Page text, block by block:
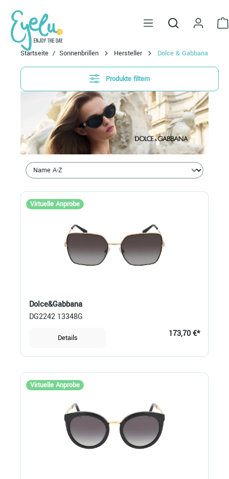
springen
Startseite Sonnenbrillen Hersteller Dolce & Gabbana
Produkte filtern
Virtuelle Anprobe
Dolce&Gabbana
DG2242 13348G
Details 173,70 €*
Virtuelle Anprobe